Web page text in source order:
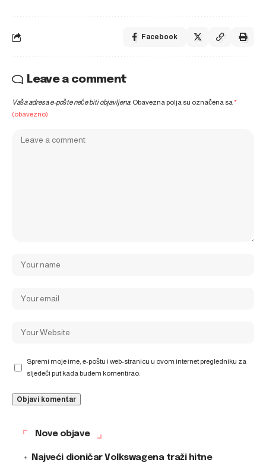
Facebook
Leave a comment
Vaša adresa e-pošte neće biti objavljena. Obavezna polja su označena sa*
(obavezno)
Spremi moje ime, e-poštu i web-stranicu u ovom internet pregledniku za
sljedeći put kada budem komentirao.
Nove objave
Najveći dioničar Volkswagena traži hitne